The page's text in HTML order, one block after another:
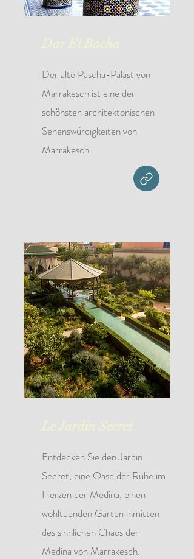
Der alte Pascha-Palast von
Marrakesch ist eine der
schönsten architektonischen
Sehenswürdigkeiten von
Marrakesch.
Entdecken Sie den Jardin
Secret, eine Oase der Ruhe im
Herzen der Medina, einen
wohltuenden Garten inmitten
des sinnlichen Chaos der
Medina von Marrakesch.